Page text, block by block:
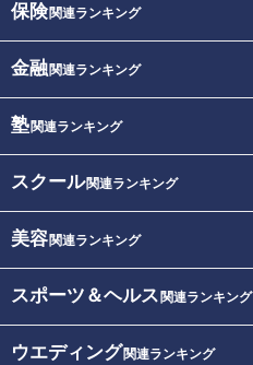
保険関連ランキング
金融関連ランキング
塾関連ランキング
スクール関連ランキング
美容関連ランキング
スポーツ＆ヘルス 関連ランキング
ウエディング関連ランキング